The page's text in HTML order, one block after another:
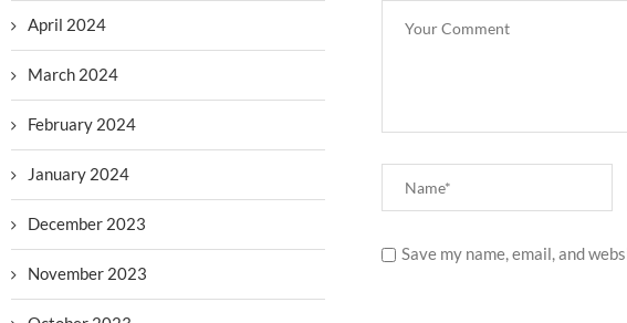
Save my name, email, and
April 2024
March 2024
February 2024
January 2024
December 2023
November 2023